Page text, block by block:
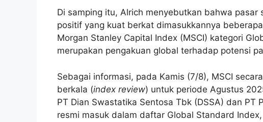
Di samping itu, Alrich menyebutkan bahwa
positif yang kuat berkat dimasukkannya
Morgan Stanley Capital Index (MSCI) kategori
merupakan pengakuan global terhadap potensi
Sebagai informasi, pada Kamis (7/8), MSCI
berkala (index review) untuk periode Agustus
PT Dian Swastatika Sentosa Tbk (DSSA) dan PT
resmi masuk dalam daftar Global Standard